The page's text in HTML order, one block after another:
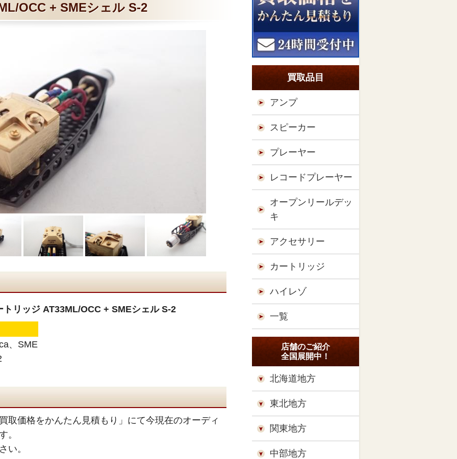
OCC + SMEシェル S-2
リッジ AT33ML/OCC + SMEシェル S-2
、SME
取価格をかんたん見積もり」にて今現在のオーディ
。
い。
買取品目
アンプ
スピーカー
プレーヤー
レコードプレーヤー
オープンリールデッ
キ
アクセサリー
カートリッジ
ハイレゾ
一覧
店舗のご紹介
全国展開中！
北海道地方
東北地方
関東地方
中部地方